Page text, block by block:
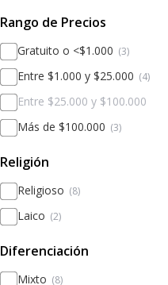
Rango de Precios
Gratuito o <$1.000 (3)
Entre $1.000 y $25.000 (4)
Entre $25.000 y $100.000
Más de $100.000 (3)
Religión
Religioso (8)
Laico (2)
Diferenciación
Mixto (8)